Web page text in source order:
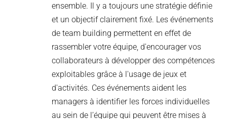
ensemble. Il y a toujours une stratégie définie
et un objectif clairement fixé. Les événements
de team building permettent en effet de
rassembler votre équipe, d'encourager vos
collaborateurs à développer des compétences
exploitables grâce à l'usage de jeux et
d'activités. Ces événements aident les
managers à identifier les forces individuelles
au sein de l’équipe qui peuvent être mises à